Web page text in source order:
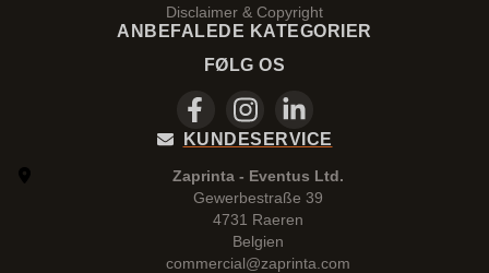
Disclaimer & Copyright
ANBEFALEDE KATEGORIER
FØLG OS
KUNDESERVICE
Zaprinta - Eventus Ltd.
Gewerbestraße 39
4731 Raeren
Belgien
commercial@zaprinta.com